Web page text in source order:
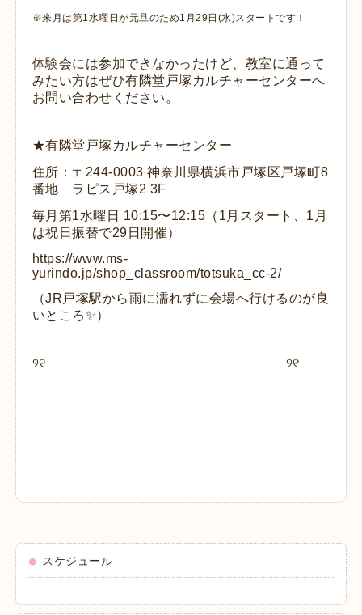
※来月は第1水曜日が元旦のため1月29日(水)スタートです！
体験会には参加できなかったけど、教室に通って
みたい方はぜひ有隣堂戸塚カルチャーセンターへ
お問い合わせください。
★有隣堂戸塚カルチャーセンター
住所： 〒244-0003 神奈川県横浜市戸塚区戸塚町8
番地 ラピス戸塚2 3F
毎月第1水曜日 10:15〜12:15（1月スタート、1月
は祝日振替で29日開催）
https://www.ms-
yurindo.jp/shop_classroom/totsuka_cc-2/
（JR戸塚駅から雨に濡れずに会場へ行けるのが良
いところ✨）
୨୧┈┈┈┈┈┈┈┈┈┈┈┈┈┈┈┈┈┈୨୧
スケジュール